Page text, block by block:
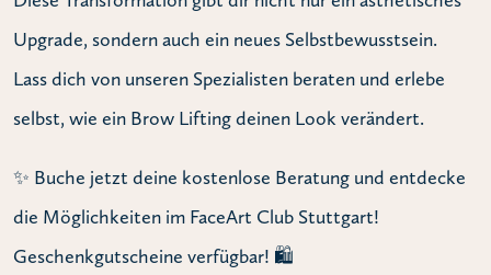
Upgrade, sondern auch ein neues Selbstbewusstsein.
Lass dich von unseren Spezialisten beraten und erlebe
selbst, wie ein Brow Lifting deinen Look verändert.
✨ Buche jetzt deine kostenlose Beratung und entdecke
die Möglichkeiten im FaceArt Club Stuttgart!
Geschenkgutscheine verfügbar! 🛍️